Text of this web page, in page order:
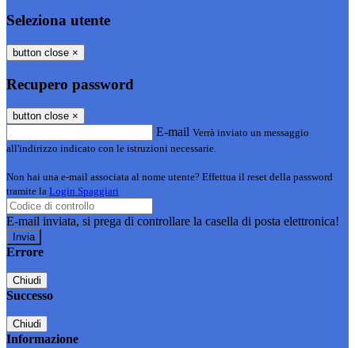
Seleziona utente
button close ×
Recupero password
button close ×
E-mail Verrà inviato un messaggio
all'indirizzo indicato con le istruzioni necessarie.
Non hai una e-mail associata al nome utente? Effettua il reset della password
tramite la Login Spaggiari
E-mail inviata, si prega di controllare la casella di posta elettronica!
Errore
Chiudi
Successo
Chiudi
Informazione